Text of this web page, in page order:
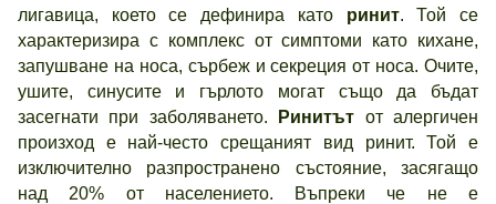
лигавица, което се дефинира като ринит. Той се
характеризира с комплекс от симптоми като кихане,
запушване на носа, сърбеж и секреция от носа. Очите,
ушите, синусите и гърлото могат също да бъдат
засегнати при заболяването.
Ринитът от алергичен
произход е най-често срещаният вид ринит. Той е
изключително разпространено състояние, засягащо
над 20% от населението. Въпреки че не е